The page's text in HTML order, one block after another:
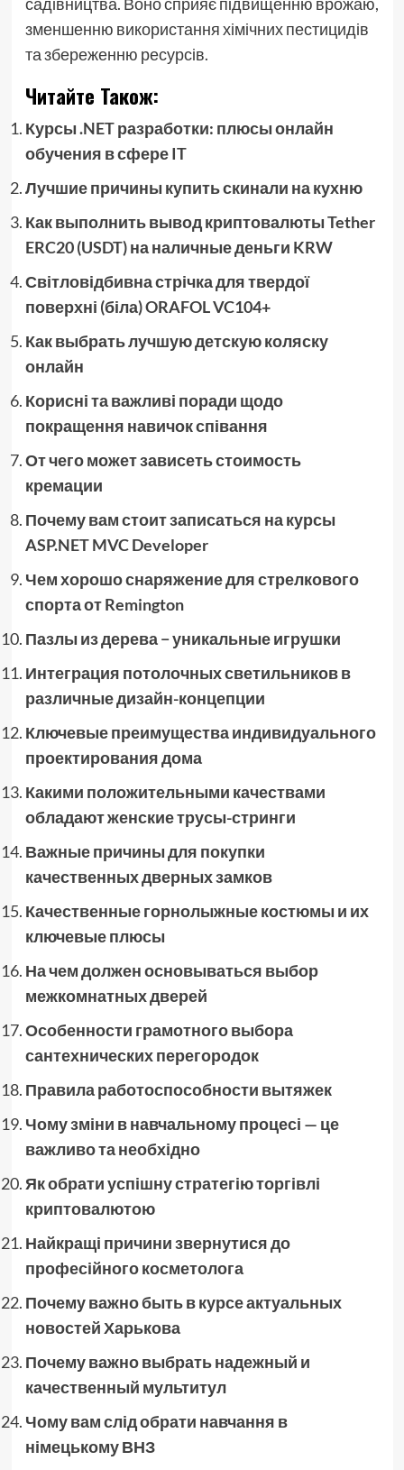
зменшенню використання хімічних пестицидів
та збереженню ресурсів.
Читайте Також:
Курсы .NET разработки: плюсы онлайн
обучения в сфере IT
Лучшие причины купить скинали на кухню
Как выполнить вывод криптовалюты Tether
ERC20 (USDT) на наличные деньги KRW
Світловідбивна стрічка для твердої
поверхні (біла) ORAFOL VC104+
Как выбрать лучшую детскую коляску
онлайн
Корисні та важливі поради щодо
покращення навичок співання
От чего может зависеть стоимость
кремации
Почему вам стоит записаться на курсы
ASP.NET MVC Developer
Чем хорошо снаряжение для стрелкового
спорта от Remington
Пазлы из дерева − уникальные игрушки
Интеграция потолочных светильников в
различные дизайн-концепции
Ключевые преимущества индивидуального
проектирования дома
Какими положительными качествами
обладают женские трусы-стринги
Важные причины для покупки
качественных дверных замков
Качественные горнолыжные костюмы и их
ключевые плюсы
На чем должен основываться выбор
межкомнатных дверей
Особенности грамотного выбора
сантехнических перегородок
Правила работоспособности вытяжек
Чому зміни в навчальному процесі — це
важливо та необхідно
Як обрати успішну стратегію торгівлі
криптовалютою
Найкращі причини звернутися до
професійного косметолога
Почему важно быть в курсе актуальных
новостей Харькова
Почему важно выбрать надежный и
качественный мультитул
Чому вам слід обрати навчання в
німецькому ВНЗ